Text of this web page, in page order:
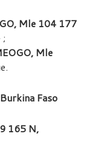
Mle 104 177
Mle
Faso
165 N,